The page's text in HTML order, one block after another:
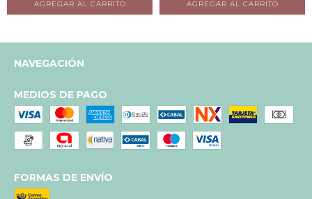
NAVEGACIÓN
MEDIOS DE PAGO
FORMAS DE ENVÍO